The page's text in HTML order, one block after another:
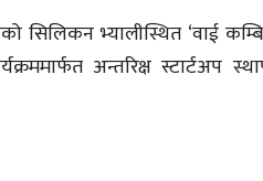
सिलिकन भ्यालीस्थित ‘वाई
अन्तरिक्ष स्टार्टअप